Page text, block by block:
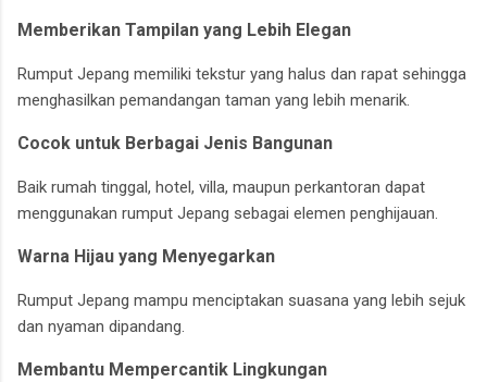
Memberikan Tampilan yang Lebih Elegan
Rumput Jepang memiliki tekstur yang halus dan rapat sehingga
menghasilkan pemandangan taman yang lebih menarik.
Cocok untuk Berbagai Jenis Bangunan
Baik rumah tinggal, hotel, villa, maupun perkantoran dapat
menggunakan rumput Jepang sebagai elemen penghijauan.
Warna Hijau yang Menyegarkan
Rumput Jepang mampu menciptakan suasana yang lebih sejuk
dan nyaman dipandang.
Membantu Mempercantik Lingkungan